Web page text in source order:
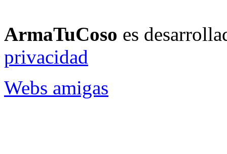
ArmaTuCoso es
privacidad
Webs amigas